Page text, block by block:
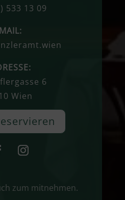
533 13 09
MAIL:
6
Wien
zum mitnehmen.